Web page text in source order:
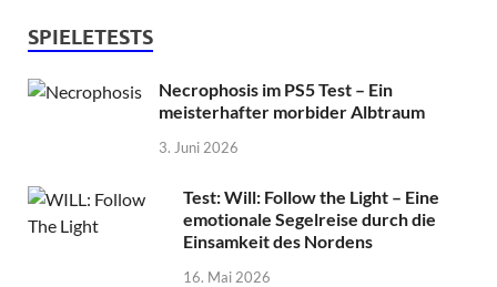
SPIELETESTS
Necrophosis im PS5 Test – Ein
meisterhafter morbider Albtraum
3. Juni 2026
Test: Will: Follow the Light – Eine
emotionale Segelreise durch die
Einsamkeit des Nordens
16. Mai 2026